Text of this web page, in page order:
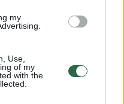
my
Use,
of my
with the
00:02:01
jautriais